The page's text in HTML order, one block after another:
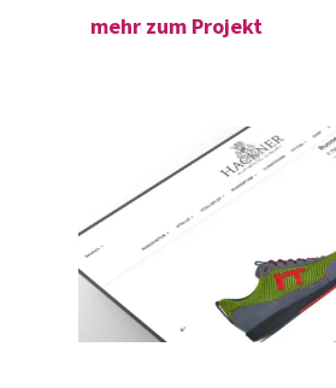
mehr zum Projekt